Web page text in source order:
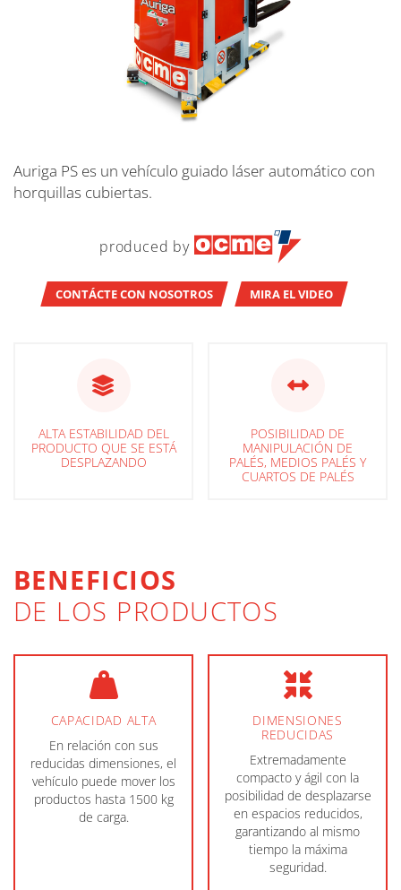
Auriga PS es un vehículo guiado láser automático con
horquillas cubiertas.
produced by
CONTÁCTE CON NOSOTROS MIRA EL VIDEO
ALTA ESTABILIDAD DEL
PRODUCTO QUE SE ESTÁ
DESPLAZANDO
POSIBILIDAD DE
MANIPULACIÓN DE
PALÉS, MEDIOS PALÉS Y
CUARTOS DE PALÉS
BENEFICIOS
DE LOS PRODUCTOS
CAPACIDAD ALTA
En relación con sus
reducidas dimensiones, el
vehículo puede mover los
productos hasta 1500 kg
de carga.
DIMENSIONES
REDUCIDAS
Extremadamente
compacto y ágil con la
posibilidad de desplazarse
en espacios reducidos,
garantizando al mismo
tiempo la máxima
seguridad.